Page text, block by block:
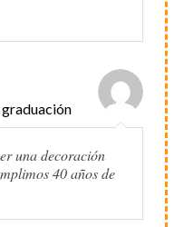
una decoración
40 años de